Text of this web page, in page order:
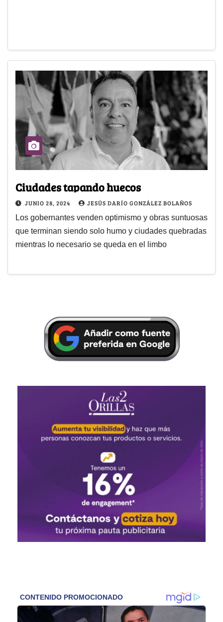
Ciudades tapando huecos
JUNIO 28, 2024 JESÚS DARÍO GONZÁLEZ BOLAÑOS
Los gobernantes venden optimismo y obras suntuosas
que terminan siendo solo humo y ciudades quebradas
mientras lo necesario se queda en el limbo